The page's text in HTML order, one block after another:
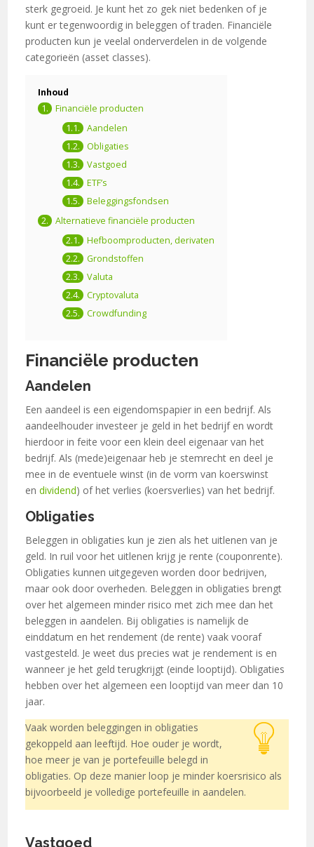
sterk gegroeid. Je kunt het zo gek niet bedenken of je
kunt er tegenwoordig in beleggen of traden. Financiële
producten kun je veelal onderverdelen in de volgende
categorieën (asset classes).
Inhoud
Financiële producten
Aandelen
Obligaties
Vastgoed
ETF’s
Beleggingsfondsen
Alternatieve financiële producten
Hefboomproducten, derivaten
Grondstoffen
Valuta
Cryptovaluta
Crowdfunding
Financiële producten
Aandelen
Een aandeel is een eigendomspapier in een bedrijf. Als
aandeelhouder investeer je geld in het bedrijf en wordt
hierdoor in feite voor een klein deel eigenaar van het
bedrijf. Als (mede)eigenaar heb je stemrecht en deel je
mee in de eventuele winst (in de vorm van koerswinst
endividend) of het verlies (koersverlies) van het bedrijf.
Obligaties
Beleggen in obligaties kun je zien als het uitlenen van je
geld. In ruil voor het uitlenen krijg je rente (couponrente).
Obligaties kunnen uitgegeven worden door bedrijven,
maar ook door overheden. Beleggen in obligaties brengt
over het algemeen minder risico met zich mee dan het
beleggen in aandelen. Bij obligaties is namelijk de
einddatum en het rendement (de rente) vaak vooraf
vastgesteld. Je weet dus precies wat je rendement is en
wanneer je het geld terugkrijgt (einde looptijd). Obligaties
hebben over het algemeen een looptijd van meer dan 10
jaar.
Vaak worden beleggingen in obligaties
gekoppeld aan leeftijd. Hoe ouder je wordt,
hoe meer je van je portefeuille belegd in
obligaties. Op deze manier loop je minder koersrisico als
bijvoorbeeld je volledige portefeuille in aandelen.
Vastgoed